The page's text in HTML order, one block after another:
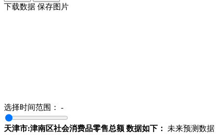
下载数据 保存图片
选择时间范围： -
天津市:津南区社会消费品零售总额 数据如下：
未来预测数据